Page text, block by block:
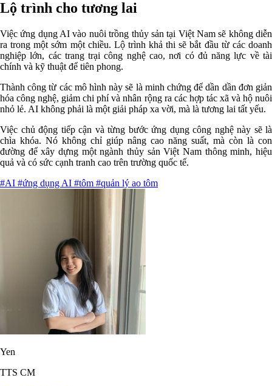
Lộ trình cho tương lai
Việc ứng dụng AI vào nuôi trồng thủy sản tại Việt Nam sẽ không diễn
ra trong một sớm một chiều. Lộ trình khả thi sẽ bắt đầu từ các doanh
nghiệp lớn, các trang trại công nghệ cao, nơi có đủ năng lực về tài
chính và kỹ thuật để tiên phong.
Thành công từ các mô hình này sẽ là minh chứng để dần dần đơn giản
hóa công nghệ, giảm chi phí và nhân rộng ra các hợp tác xã và hộ nuôi
nhỏ lẻ. AI không phải là một giải pháp xa vời, mà là tương lai tất yếu.
Việc chủ động tiếp cận và từng bước ứng dụng công nghệ này sẽ là
chìa khóa. Nó không chỉ giúp nâng cao năng suất, mà còn là con
đường để xây dựng một ngành thủy sản Việt Nam thông minh, hiệu
quả và có sức cạnh tranh cao trên trường quốc tế.
#AI #ứng dụng AI #tôm #quản lý ao tôm
Yen
TTS CM